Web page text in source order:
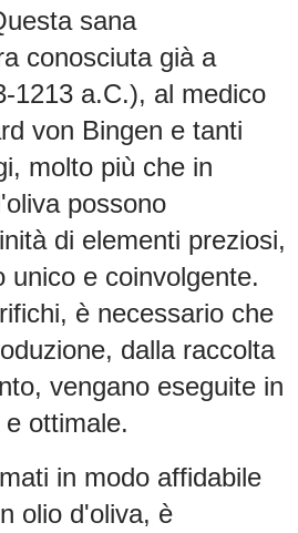
sana
conosciuta già a
1213 a.C.), al medico
von Bingen e tanti
molto più che in
possono
di elementi preziosi,
unico e coinvolgente.
è necessario che
dalla raccolta
vengano eseguite in
ottimale.
in modo affidabile
olio d'oliva, è